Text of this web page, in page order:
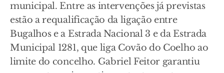
municipal. Entre as intervenções já previstas
estão a requalificação da ligação entre
Bugalhos e a Estrada Nacional 3 e da Estrada
Municipal 1281, que liga Covão do Coelho ao
limite do concelho. Gabriel Feitor garantiu